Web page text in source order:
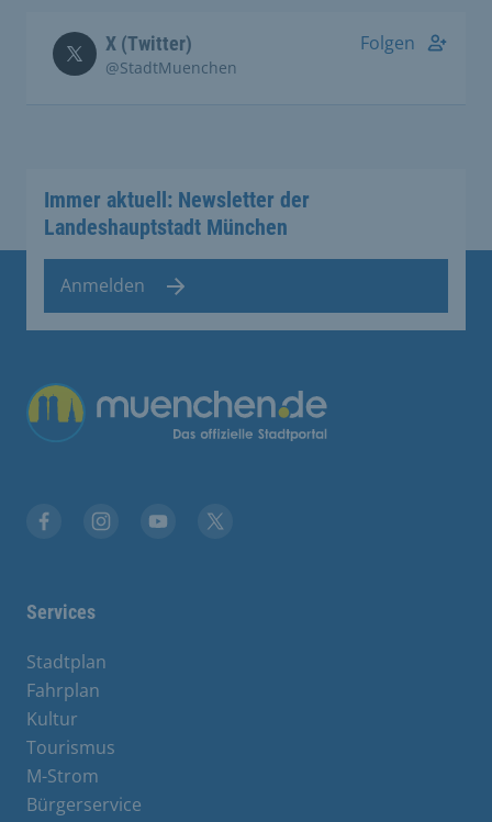
X (Twitter)
@StadtMuenchen
Folgen
Immer aktuell: Newsletter der
Landeshauptstadt München
Anmelden
Übergreifende Links
Services
Stadtplan
Fahrplan
Kultur
Tourismus
M-Strom
Bürgerservice